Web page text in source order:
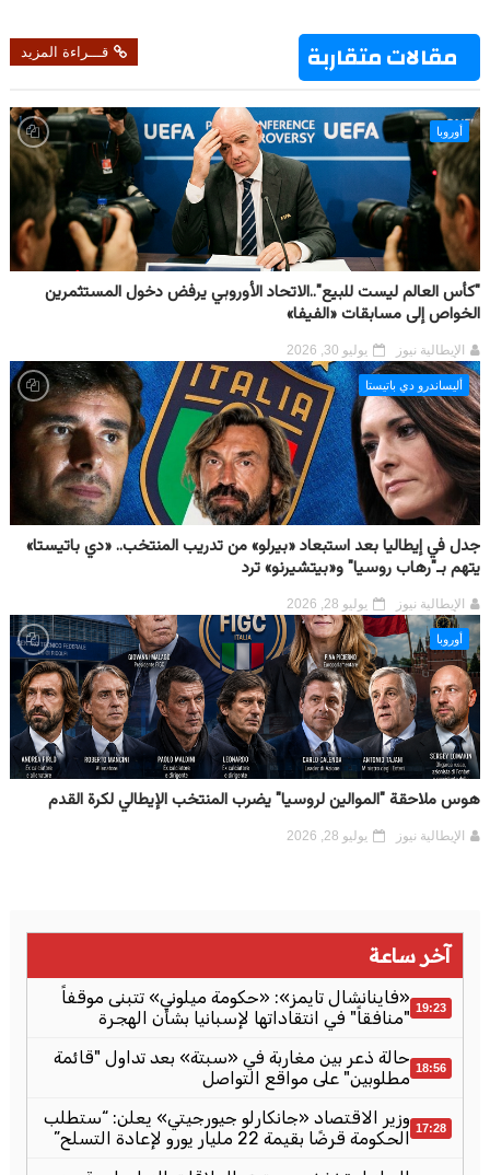
مقالات متقاربة قـــراءة المزيد
أوروبا
"كأس العالم ليست للبيع"..الاتحاد الأوروبي يرفض دخول المستثمرين
الخواص إلى مسابقات «الفيفا»
الإيطالية نيوز يوليو 30, 2026
أليساندرو دي باتيستا
جدل في إيطاليا بعد استبعاد «بيرلو» من تدريب المنتخب.. «دي باتيستا»
يتهم بـ"رهاب روسيا" و«بيتشيرنو» ترد
الإيطالية نيوز يوليو 28, 2026
أوروبا
هوس ملاحقة "الموالين لروسيا" يضرب المنتخب الإيطالي لكرة القدم
الإيطالية نيوز يوليو 28, 2026
آخر ساعة
19:23 «فاينانشال تايمز»: «حكومة ميلوني» تتبنى موقفاً
"منافقاً" في انتقاداتها لإسبانيا بشأن الهجرة
18:56 حالة ذعر بين مغاربة في «سبتة» بعد تداول "قائمة
مطلوبين" على مواقع التواصل
17:28 وزير الاقتصاد «جانكارلو جيورجيتي» يعلن: “ستطلب
الحكومة قرضًا بقيمة 22 مليار يورو لإعادة التسلح”